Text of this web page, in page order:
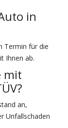
in
Termin für die
Ihnen ab.
mit
an,
Unfallschaden